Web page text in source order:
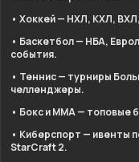
• Хоккей — НХЛ, КХЛ,
• Баскетбол — НБА,
события.
• Теннис — турниры
челленджеры.
• Бокс и ММА — топовые
• Киберспорт — ивенты
StarCraft 2.